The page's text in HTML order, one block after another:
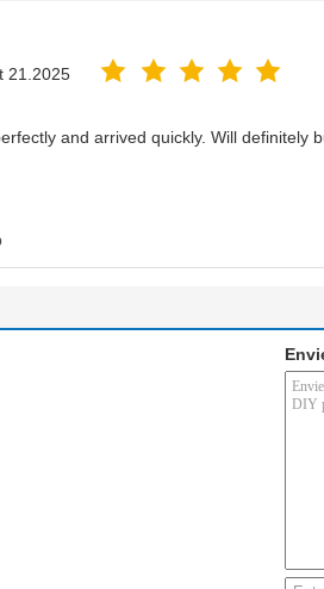
21.2025
and arrived quickly. Will definitely